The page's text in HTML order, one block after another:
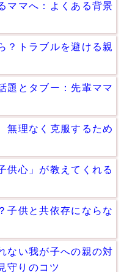
ママへ：よくある背景
？トラブルを避ける親
題とタブー：先輩ママ
無理なく克服するため
供心」が教えてくれる
子供と共依存にならな
ない我が子への親の対
守りのコツ